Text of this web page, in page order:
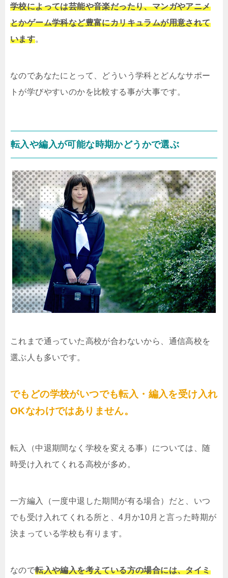
学校によっては芸能や音楽だったり、マンガやアニメ
とかゲーム学科など豊富にカリキュラムが用意されて
います。
なのであなたにとって、どういう学科とどんなサポー
トが学びやすいのかを比較する事が大事です。
転入や編入が可能な時期かどうかで選ぶ
これまで通っていた高校が合わないから、通信高校を
選ぶ人も多いです。
でもどの学校がいつでも転入・編入を受け入れ
OKなわけではありません。
転入（中退期間なく学校を変える事）については、随
時受け入れてくれる高校が多め。
一方編入（一度中退した期間が有る場合）だと、いつ
でも受け入れてくれる所と、4月か10月と言った時期が
決まっている学校も有ります。
なので転入や編入を考えている方の場合には、タイミ